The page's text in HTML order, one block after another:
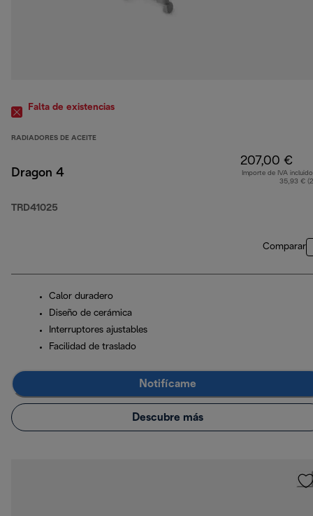
Falta de existencias
RADIADORES DE ACEITE
Dragon 4
TRD41025
207,00 €
Importe de IVA
35,93 €
Comparar
Calor duradero
Diseño de cerámica
Interruptores ajustables
Facilidad de traslado
Notifícame
Descubre más